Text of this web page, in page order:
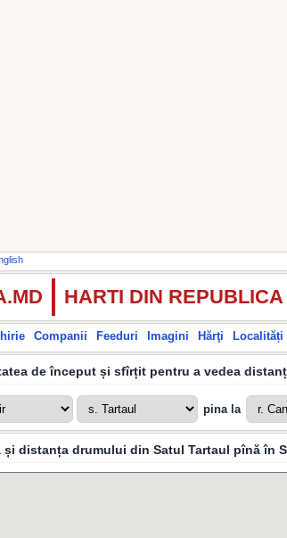
HARTI DIN
Companii Feeduri Imagini Hărţi Localități
de început și sfîrțit pentru a vedea
pina la
și distanța drumului din Satul Tartaul pînă în